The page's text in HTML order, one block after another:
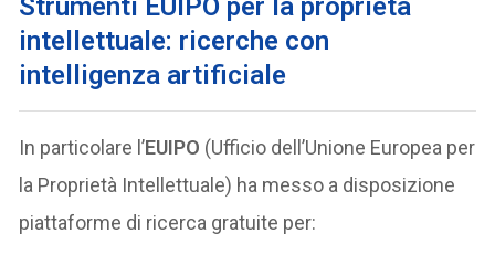
Strumenti EUIPO per la proprietà
intellettuale: ricerche con
intelligenza artificiale
In particolare l’EUIPO (Ufficio dell’Unione Europea per
la Proprietà Intellettuale) ha messo a disposizione
piattaforme di ricerca gratuite per: